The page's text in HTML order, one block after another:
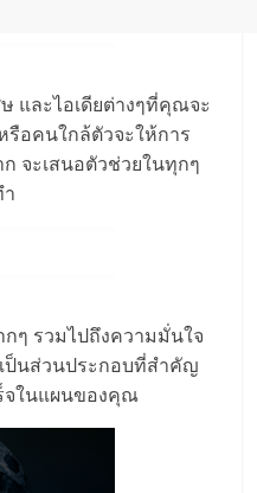
และไอเดียต่างๆที่คุณจะ
อคนใกล้ตัวจะให้การ
จะเสนอตัวช่วยในทุกๆ
ๆ รวมไปถึงความมั่นใจ
ป็นส่วนประกอบที่สำคัญ
จในแผนของคุณ